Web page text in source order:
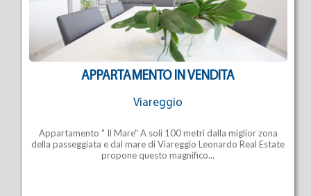
APPARTAMENTO IN VENDITA
Viareggio
Appartamento " Il Mare" A soli 100 metri dalla miglior zona
della passeggiata e dal mare di Viareggio Leonardo Real Estate
propone questo magnifico...